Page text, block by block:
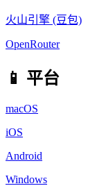
火山引擎 (豆包)
OpenRouter
📱 平台
macOS
iOS
Android
Windows